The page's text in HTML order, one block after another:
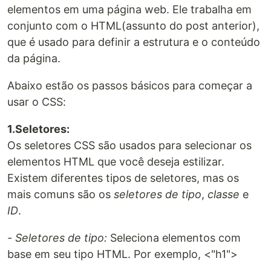
elementos em uma página web. Ele trabalha em
conjunto com o HTML(assunto do post anterior),
que é usado para definir a estrutura e o conteúdo
da página.
Abaixo estão os passos básicos para começar a
usar o CSS:
1.Seletores:
Os seletores CSS são usados para selecionar os
elementos HTML que você deseja estilizar.
Existem diferentes tipos de seletores, mas os
mais comuns são os seletores de tipo, classe e
ID.
- Seletores de tipo: Seleciona elementos com
base em seu tipo HTML. Por exemplo, <"h1">